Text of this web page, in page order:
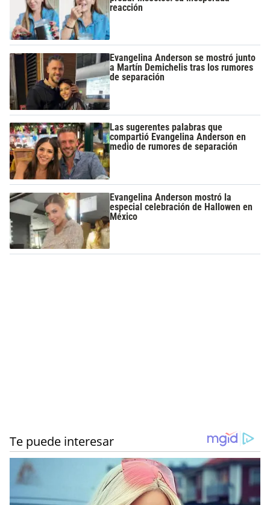
reacción
Evangelina Anderson se mostró junto
a Martín Demichelis tras los rumores
de separación
Las sugerentes palabras que
compartió Evangelina Anderson en
medio de rumores de separación
Evangelina Anderson mostró la
especial celebración de Hallowen en
México